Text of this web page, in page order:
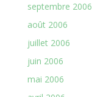
septembre 2006
août 2006
juillet 2006
juin 2006
mai 2006